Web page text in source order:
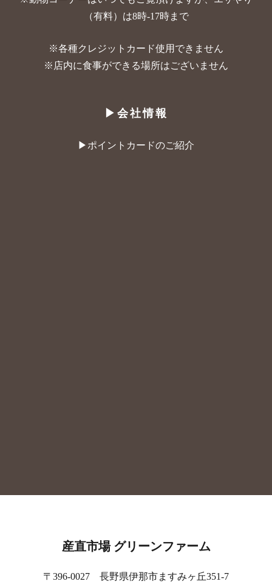
（有料）は8時-17時まで
※各種クレジットカード使用できません
※店内に食事ができる場所はございません
▶︎会社情報
▶︎ポイントカードのご紹介
産直市場 グリーンファーム
〒396-0027 長野県伊那市ますみヶ丘351-7